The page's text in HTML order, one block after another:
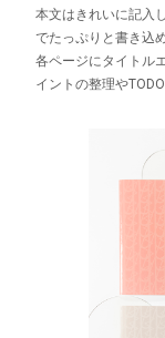
本文はきれいに記入
でたっぷりと書き込
各ページにタイトル
イントの整理や